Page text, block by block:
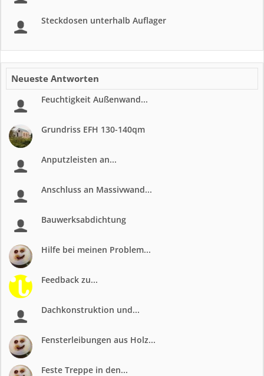
Steckdosen unterhalb Auflager
Neueste Antworten
Feuchtigkeit Außenwand...
Grundriss EFH 130-140qm
Anputzleisten an...
Anschluss an Massivwand...
Bauwerksabdichtung
Hilfe bei meinen Problem...
Feedback zu...
Dachkonstruktion und...
Fensterleibungen aus Holz...
Feste Treppe in den...